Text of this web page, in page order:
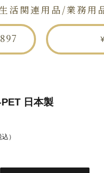
活関連用品/業務用
日本製
込）